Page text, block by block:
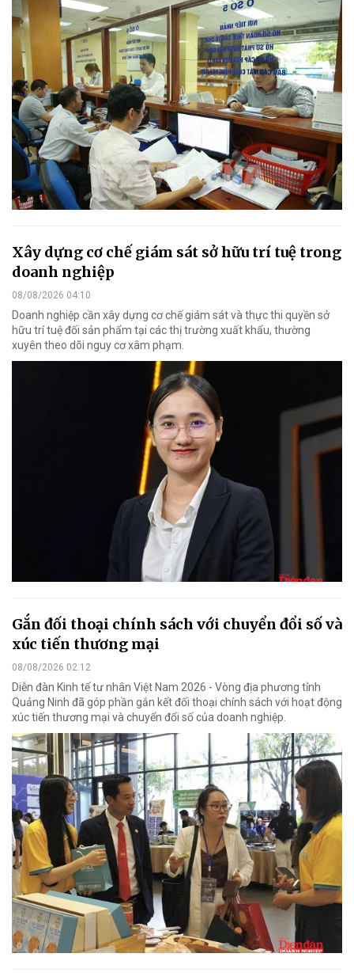
Xây dựng cơ chế giám sát sở hữu trí tuệ trong
doanh nghiệp
08/08/2026 04:10
Doanh nghiệp cần xây dựng cơ chế giám sát và thực thi quyền sở
hữu trí tuệ đối sản phẩm tại các thị trường xuất khẩu, thường
xuyên theo dõi nguy cơ xâm phạm.
Gắn đối thoại chính sách với chuyển đổi số và
xúc tiến thương mại
08/08/2026 02:12
Diễn đàn Kinh tế tư nhân Việt Nam 2026 - Vòng địa phương tỉnh
Quảng Ninh đã góp phần gắn kết đối thoại chính sách với hoạt động
xúc tiến thương mại và chuyển đổi số của doanh nghiệp.